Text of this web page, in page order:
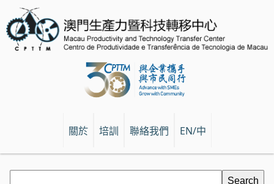
關於 培訓 聯絡我們 EN/中